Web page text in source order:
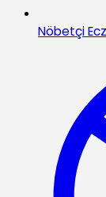
Nöbetçi